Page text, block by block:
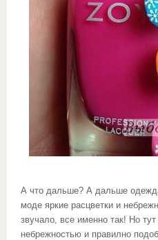
А что дальше? А дальше
моде яркие расцветки и
звучало, все именно так! Но
небрежностью и правилно